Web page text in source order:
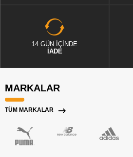
14 GÜN İÇİNDE
İADE
MARKALAR
TÜM MARKALAR